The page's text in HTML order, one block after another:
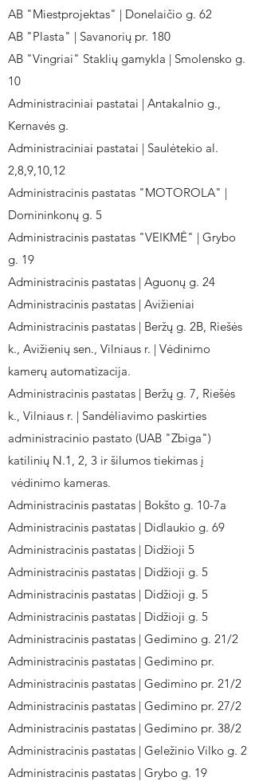
AB "Miestprojektas" | Donelaičio g. 62
AB "Plasta" | Savanorių pr. 180
AB "Vingriai" Staklių gamykla | Smolensko g.
10
Administraciniai pastatai | Antakalnio g.,
Kernavės g.
Administraciniai pastatai | Saulėtekio al.
2,8,9,10,12
Administracinis pastatas "MOTOROLA" |
Domininkonų g. 5
Administracinis pastatas "VEIKMĖ" | Grybo
g. 19
Administracinis pastatas | Aguonų g. 24
Administracinis pastatas | Avižieniai
Administracinis pastatas | Beržų g. 2B, Riešės
k., Avižienių sen., Vilniaus r. | Vėdinimo
kamerų automatizacija.
Administracinis pastatas | Beržų g. 7, Riešės
k., Vilniaus r. | Sandėliavimo paskirties
administracinio pastato (UAB "Zbiga")
katilinių N.1, 2, 3 ir šilumos tiekimas į
vėdinimo kameras.
Administracinis pastatas | Bokšto g. 10-7a
Administracinis pastatas | Didlaukio g. 69
Administracinis pastatas | Didžioji 5
Administracinis pastatas | Didžioji g. 5
Administracinis pastatas | Didžioji g. 5
Administracinis pastatas | Didžioji g. 5
Administracinis pastatas | Gedimino g. 21/2
Administracinis pastatas | Gedimino pr.
Administracinis pastatas | Gedimino pr. 21/2
Administracinis pastatas | Gedimino pr. 27/2
Administracinis pastatas | Gedimino pr. 38/2
Administracinis pastatas | Geležinio Vilko g. 2
Administracinis pastatas | Grybo g. 19